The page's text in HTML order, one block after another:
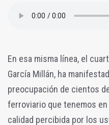
En esa misma línea, el
García Millán, ha
preocupación de cientos
ferroviario que tenemos
calidad percibida por los